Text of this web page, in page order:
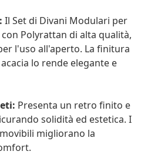
Il Set di Divani Modulari per
Polyrattan di alta qualità,
l'uso all'aperto. La finitura
lo rende elegante e
Presenta un retro finito e
solidità ed estetica. I
migliorano la